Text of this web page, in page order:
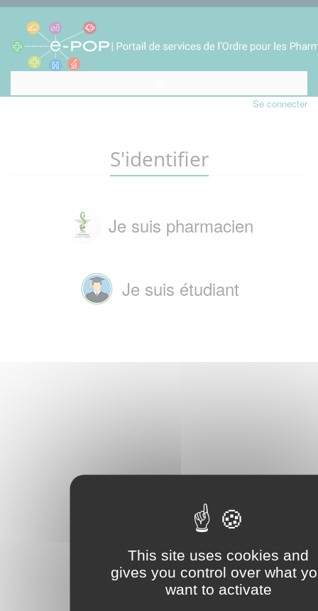
This site uses cookies and
gives you control over what
want to activate
Se connecter
S'identifier
Je suis pharmacien
Je suis étudiant